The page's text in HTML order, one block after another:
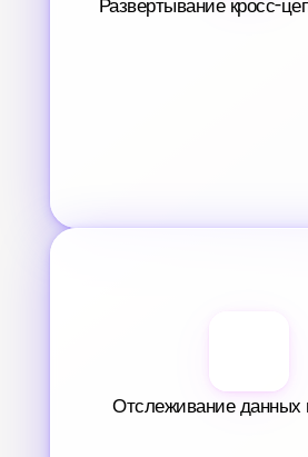
Развертывание кросс-
Отслеживание данных